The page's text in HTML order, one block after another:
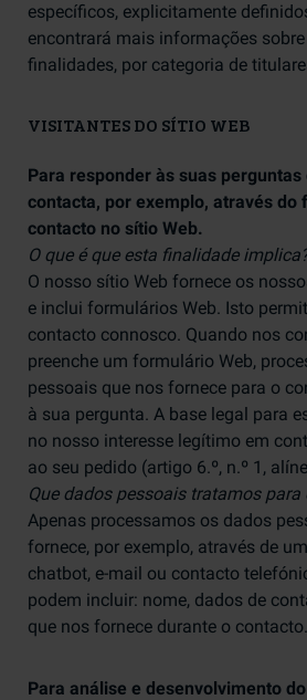
específicos, explicitamente
encontrará mais informações
finalidades, por categoria de
VISITANTES DO SÍTIO WEB
Para responder às suas perguntas
contacta, por exemplo, através do
contacto no sítio Web.
O que é que esta finalidade
O nosso sítio Web fornece os
e inclui formulários Web. Isto
contacto connosco. Quando nos
preenche um formulário Web,
pessoais que nos fornece para o
à sua pergunta. A base legal para
no nosso interesse legítimo em
ao seu pedido (artigo 6.º, n.º 1,
Que dados pessoais tratamos para
Apenas processamos os dados
fornece, por exemplo, através de
chatbot, e-mail ou contacto
podem incluir: nome, dados de
que nos fornece durante o contacto.
Para análise e desenvolvimento